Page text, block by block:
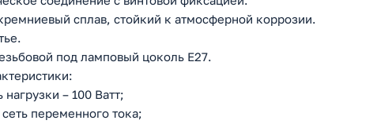
сплав, стойкий к атмосферной коррозии.
под ламповый цоколь Е27.
– 100 Ватт;
переменного тока;